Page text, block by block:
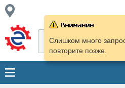
Слишком много
повторите позже.